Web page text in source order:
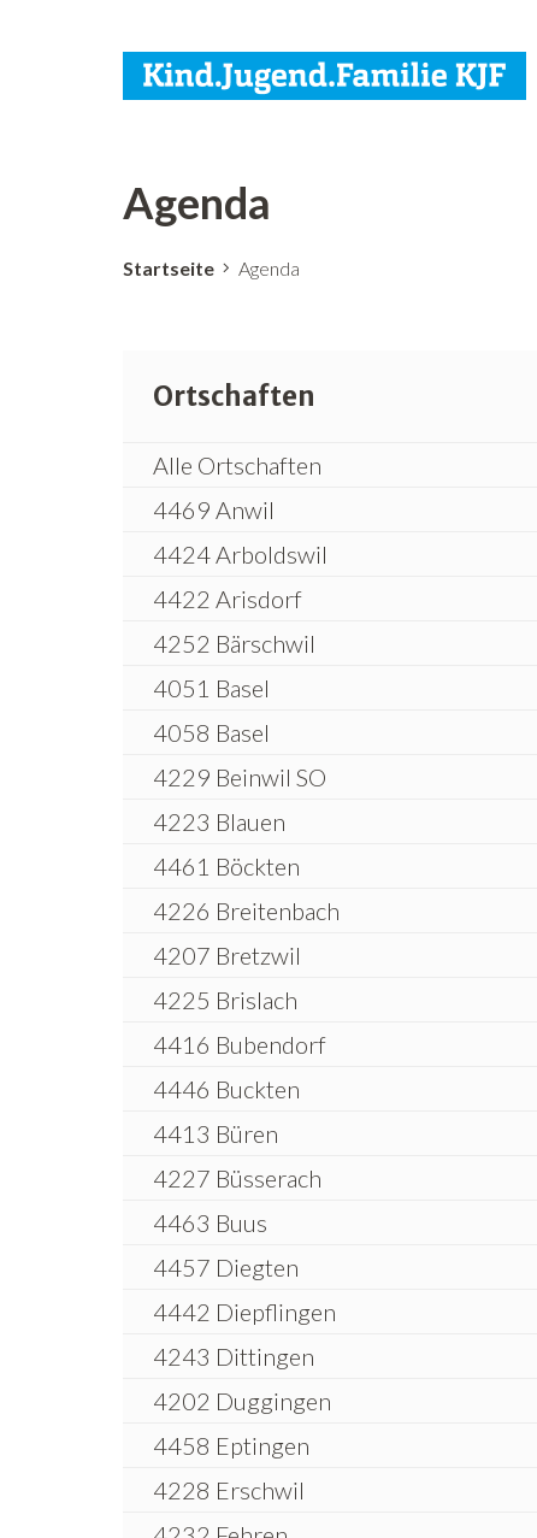
Agenda
Startseite Agenda
Ortschaften
Alle Ortschaften
4469 Anwil
4424 Arboldswil
4422 Arisdorf
4252 Bärschwil
4051 Basel
4058 Basel
4229 Beinwil SO
4223 Blauen
4461 Böckten
4226 Breitenbach
4207 Bretzwil
4225 Brislach
4416 Bubendorf
4446 Buckten
4413 Büren
4227 Büsserach
4463 Buus
4457 Diegten
4442 Diepflingen
4243 Dittingen
4202 Duggingen
4458 Eptingen
4228 Erschwil